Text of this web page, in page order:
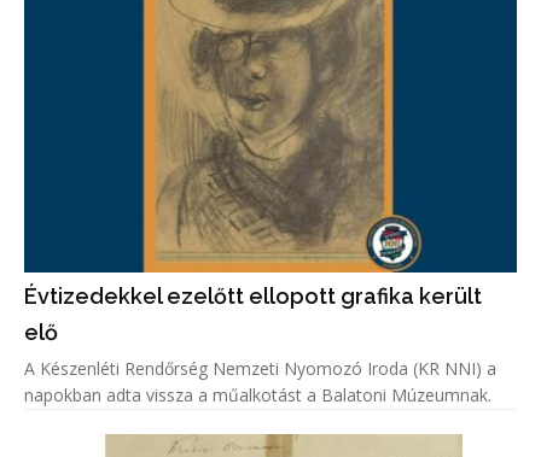
Évtizedekkel ezelőtt ellopott grafika került
elő
A Készenléti Rendőrség Nemzeti Nyomozó Iroda (KR NNI) a
napokban adta vissza a műalkotást a Balatoni Múzeumnak.